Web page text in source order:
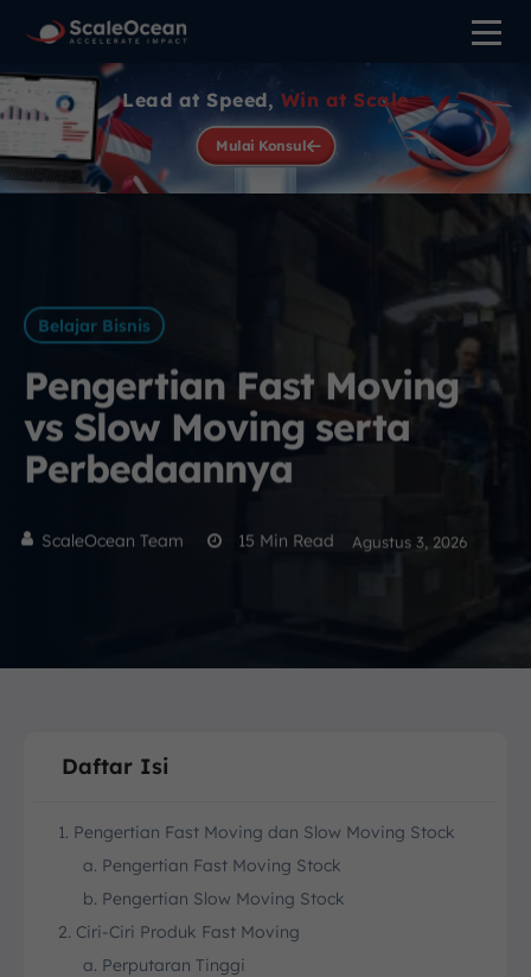
Lead at Speed, Win at Scale
Mulai Konsul
Belajar Bisnis
Pengertian Fast Moving
vs Slow Moving serta
Perbedaannya
ScaleOcean Team 15 Min Read Agustus 3, 2026
Daftar Isi
1. Pengertian Fast Moving dan Slow Moving Stock
a. Pengertian Fast Moving Stock
b. Pengertian Slow Moving Stock
2. Ciri-Ciri Produk Fast Moving
a. Perputaran Tinggi